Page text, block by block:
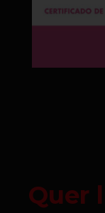
Quer